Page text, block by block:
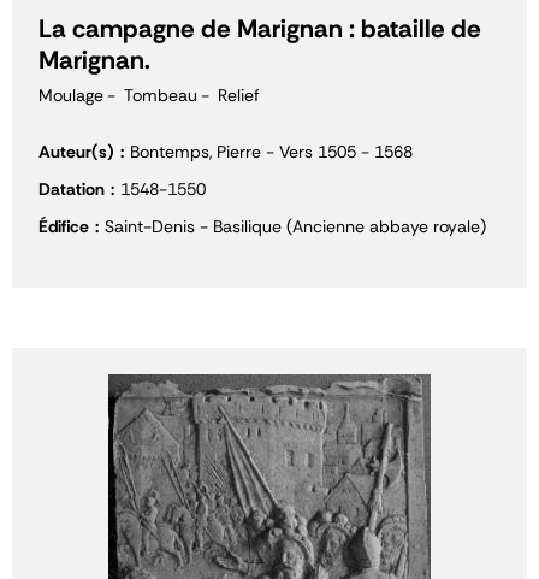
La campagne de Marignan : bataille de
Marignan.
Moulage Tombeau Relief
Auteur(s)
Bontemps, Pierre - Vers 1505 - 1568
Datation
1548-1550
Édifice
Saint-Denis - Basilique (Ancienne abbaye royale)